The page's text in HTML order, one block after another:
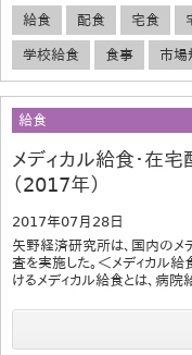
給食 配食 宅食
学校給食 食事 市場
給食
メディカル給食・在
（2017年）
2017年07月28日
矢野経済研究所は、国内のメ
査を実施した。＜メディカル
けるメディカル給食とは、病